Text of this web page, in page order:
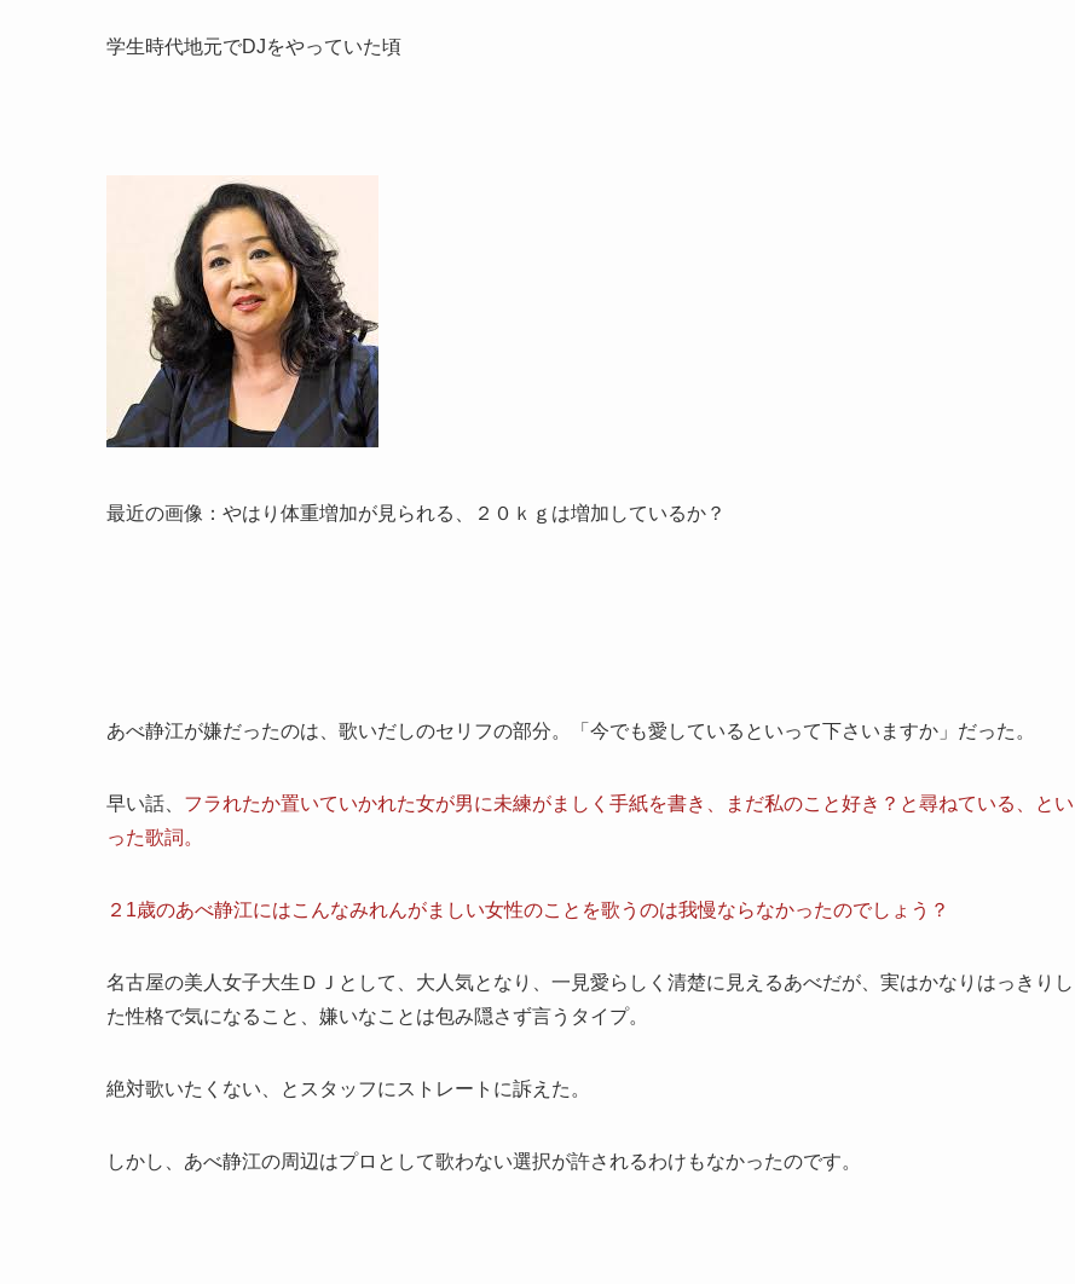
学生時代地元でDJをやっていた頃
最近の画像：やはり体重増加が見られる、２０ｋｇは増加しているか？
あべ静江が嫌だったのは、歌いだしのセリフの部分。「今でも愛しているといって下さいますか」だった。
早い話、 フラれたか置いていかれた女が男に未練がましく手紙を書き、まだ私のこと好き？と尋ねている、とい
った歌詞。
２1歳のあべ静江にはこんなみれんがましい女性のことを歌うのは我慢ならなかったのでしょう？
名古屋の美人女子大生ＤＪとして、大人気となり、一見愛らしく清楚に見えるあべだが、実はかなりはっきりし
た性格で気になること、嫌いなことは包み隠さず言うタイプ。
絶対歌いたくない、とスタッフにストレートに訴えた。
しかし、あべ静江の周辺はプロとして歌わない選択が許されるわけもなかったのです。